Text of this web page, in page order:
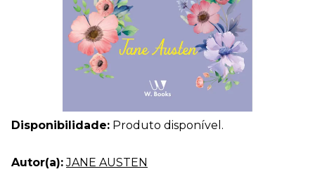
Disponibilidade: Produto disponível.
Autor(a): JANE AUSTEN